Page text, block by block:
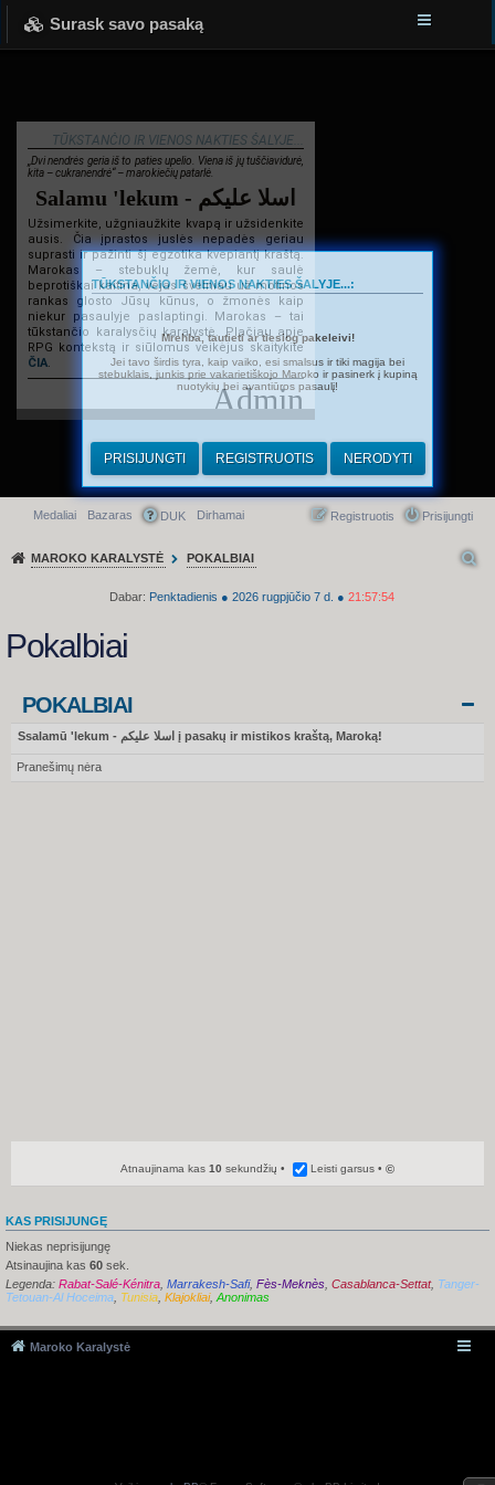
Surask savo pasaką
TŪKSTANČIO IR VIENOS NAKTIES ŠALYJE...
„Dvi nendrės geria iš to paties upelio. Viena iš jų tuščiavidurė,
kita – cukranendrė“ – marokiečių patarlė.
Salamu 'lekum - اسلا عليكم
Užsimerkite, užgniaužkite kvapą ir užsidenkite
ausis. Čia įprastos juslės nepadės geriau
suprasti ir pažinti šį egzotika kvepiantį kraštą.
Marokas – stebuklų žemė, kur saulė
beprotiškai kaitina, vėjas švelniau už motinos
rankas glosto Jūsų kūnus, o žmonės kaip
niekur pasaulyje paslaptingi. Marokas – tai
tūkstančio karalysčių karalystė. Plačiau apie
RPG kontekstą ir siūlomus veikėjus skaitykite
ČIA.
Admin
Greitasis meniu
Medaliai Bazaras DUK Dirhamai Prisijungti
Registruotis
MAROKO KARALYSTĖ POKALBIAI
Dabar: Penktadienis ● 2026 rugpjūčio 7 d. ● 21:57:54
TŪKSTANČIO IR VIENOS NAKTIES ŠALYJE...:
Mrehba, tautieti ar tiesiog pakeleivi!
Jei tavo širdis tyra, kaip vaiko, esi smalsus ir tiki magija bei
stebuklais, junkis prie vakarietiškojo Maroko ir pasinerk į kupiną
nuotykių bei avantiūros pasaulį!
PRISIJUNGTI REGISTRUOTIS NERODYTI
Pokalbiai
POKALBIAI
Ssalamū 'lekum - اسلا عليكم į pasakų ir mistikos kraštą, Maroką!
Pranešimų nėra
Atnaujinama kas 10 sekundžių Leisti garsus ©
KAS PRISIJUNGĘ
Niekas neprisijungę
Atsinaujina kas 60 sek.
Legenda: Rabat-Salé-Kénitra Marrakesh-Safi, Fès-Meknès Casablanca-Settat, Tanger-
Tetouan-Al Hoceima Tunisia Klajokliai, Anonimas
Maroko Karalystė